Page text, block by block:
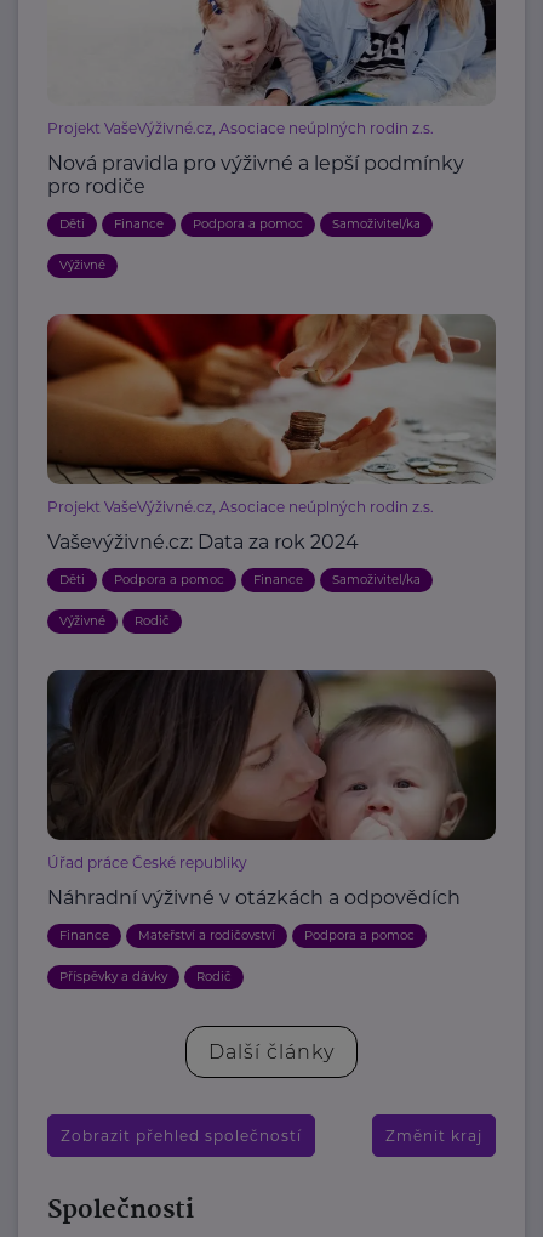
Projekt VašeVýživné.cz, Asociace neúplných rodin z.s.
Nová pravidla pro výživné a lepší podmínky
pro rodiče
Děti Finance Podpora a pomoc Samoživitel/ka
Výživné
Projekt VašeVýživné.cz, Asociace neúplných rodin z.s.
Vaševýživné.cz: Data za rok 2024
Děti Podpora a pomoc Finance Samoživitel/ka
Výživné Rodič
Úřad práce České republiky
Náhradní výživné v otázkách a odpovědích
Finance Mateřství a rodičovství Podpora a pomoc
Příspěvky a dávky Rodič
Další články
Zobrazit přehled společností Změnit kraj
Společnosti